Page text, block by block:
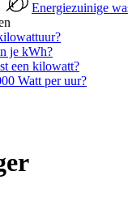
Energiezuinige
je kWh?
een kilowatt?
Watt per uur?